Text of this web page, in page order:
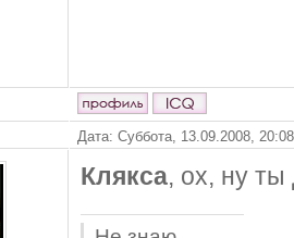
Дата: Суббота, 13.09.2008,
Клякса, ох, ну